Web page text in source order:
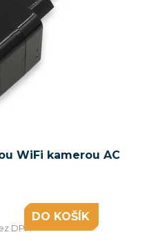
WiFi kamerou AC
DPH
DO KOŠÍKU